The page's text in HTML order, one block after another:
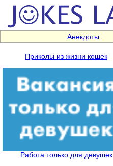
Анекдоты
Приколы из жизни кошек
Работа только для девушек